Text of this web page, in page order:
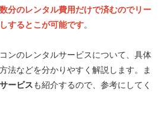
分のレンタル費用だけで済むのでリー
するとこが可能です。
ンのレンタルサービスについて、具体
法などを分かりやすく解説します。ま
ービス も紹介するので、参考にしてく